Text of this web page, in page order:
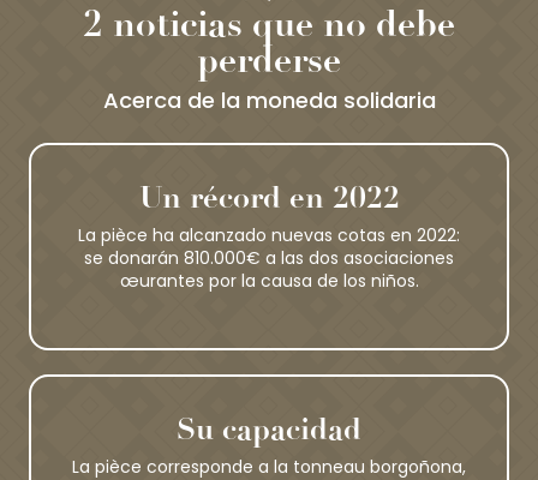
2 noticias que no debe
perderse
Acerca de la moneda solidaria
Un récord en 2022
La pièce ha alcanzado nuevas cotas en 2022:
se donarán 810.000€ a las dos asociaciones
œurantes por la causa de los niños.
Su capacidad
La pièce corresponde a la tonneau borgoñona,